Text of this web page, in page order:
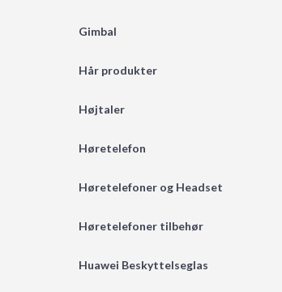
Gimbal
Hår produkter
Højtaler
Høretelefon
Høretelefoner og Headset
Høretelefoner tilbehør
Huawei Beskyttelseglas